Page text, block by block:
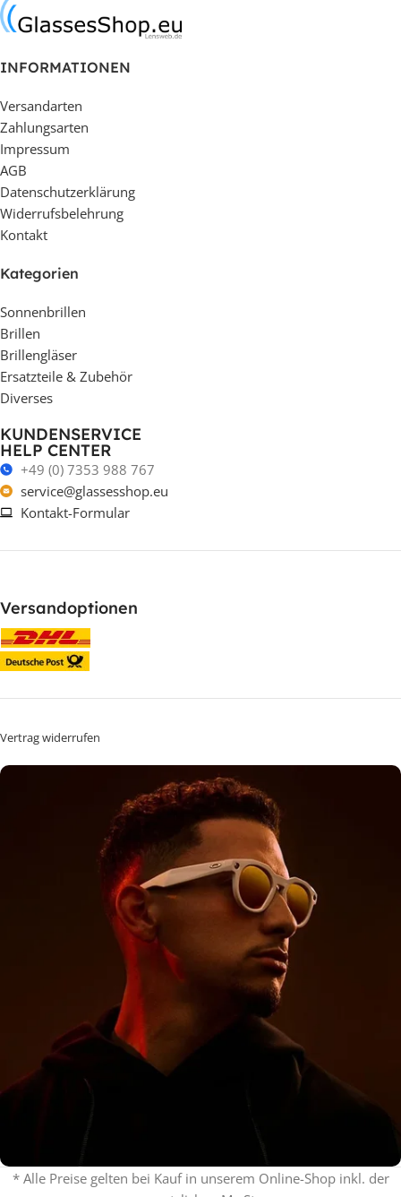
INFORMATIONEN
Versandarten
Zahlungsarten
Impressum
AGB
Datenschutzerklärung
Widerrufsbelehrung
Kontakt
Kategorien
Sonnenbrillen
Brillen
Brillengläser
Ersatzteile & Zubehör
Diverses
KUNDENSERVICE
HELP CENTER
+49 (0) 7353 988 767
service@glassesshop.eu
Kontakt-Formular
Versandoptionen
Vertrag widerrufen
* Alle Preise gelten bei Kauf in unserem Online-Shop inkl. der